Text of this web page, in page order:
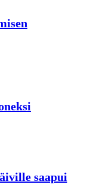
saapui